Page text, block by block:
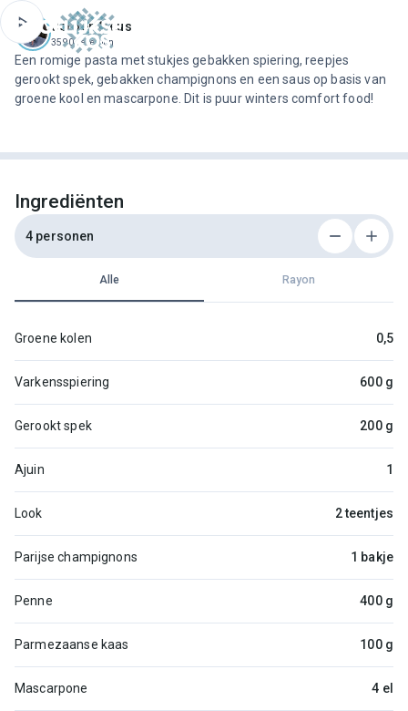
Jeroen Meus
3590 recepten
Een romige pasta met stukjes gebakken spiering, reepjes
gerookt spek, gebakken champignons en een saus op basis van
groene kool en mascarpone. Dit is puur winters comfort food!
Ingrediënten
4 personen
Alle Rayon
Groene kolen 0,5
Varkensspiering 600 g
Gerookt spek 200 g
Ajuin 1
Look 2 teentjes
Parijse champignons 1 bakje
Penne 400 g
Parmezaanse kaas 100 g
Mascarpone 4 el